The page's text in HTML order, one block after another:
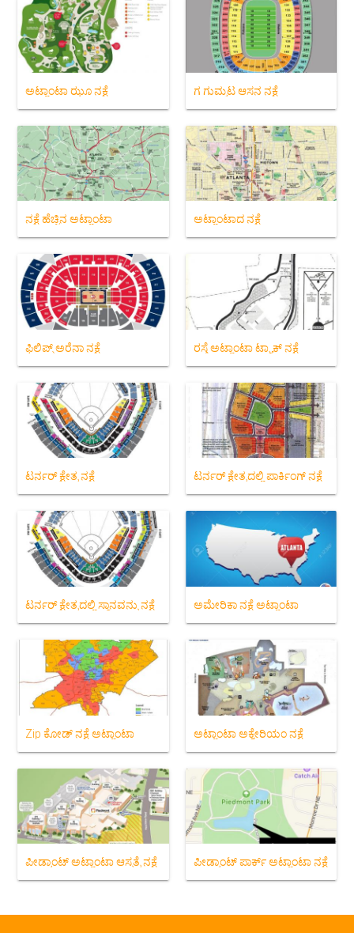
ಅಟ್ಲಾಂಟಾ ಝೂ ನಕ್ಷೆ ಗ ಗುಮ್ಮಟ ಆಸನ ನಕ್ಷೆ
ನಕ್ಷೆ ಹೆಚ್ಚಿನ ಅಟ್ಲಾಂಟಾ ಅಟ್ಲಾಂಟಾದ ನಕ್ಷೆ
ಫಿಲಿಪ್ಸ್ ಅರೆನಾ ನಕ್ಷೆ ರಸ್ತೆ ಅಟ್ಲಾಂಟಾ ಟ್ರ್ಯಾಕ್ ನಕ್ಷೆ
ಟರ್ನರ್ ಕ್ಷೇತ್ರ ನಕ್ಷೆ ಟರ್ನರ್ ಕ್ಷೇತ್ರದಲ್ಲಿ ಪಾರ್ಕಿಂಗ್ ನಕ್ಷೆ
ಟರ್ನರ್ ಕ್ಷೇತ್ರದಲ್ಲಿ ಸ್ಥಾನವನ್ನು ನಕ್ಷೆ ಅಮೇರಿಕಾ ನಕ್ಷೆ ಅಟ್ಲಾಂಟಾ
Zip ಕೋಡ್ ನಕ್ಷೆ ಅಟ್ಲಾಂಟಾ ಅಟ್ಲಾಂಟಾ ಅಕ್ವೇರಿಯಂ ನಕ್ಷೆ
ಪೀಡ್ಮಾಂಟ್ ಅಟ್ಲಾಂಟಾ ಆಸ್ಪತ್ರೆ ನಕ್ಷೆ ಪೀಡ್ಮಾಂಟ್ ಪಾರ್ಕ್ ಅಟ್ಲಾಂಟಾ ನಕ್ಷೆ